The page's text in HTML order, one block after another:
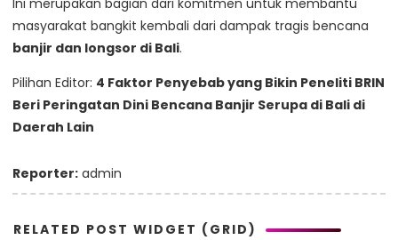
Ini merupakan bagian dari komitmen untuk membantu
masyarakat bangkit kembali dari dampak tragis bencana
banjir dan longsor di Bali.
Pilihan Editor: 4 Faktor Penyebab yang Bikin Peneliti BRIN
Beri Peringatan Dini Bencana Banjir Serupa di Bali di
Daerah Lain
Reporter: admin
RELATED POST WIDGET (GRID)